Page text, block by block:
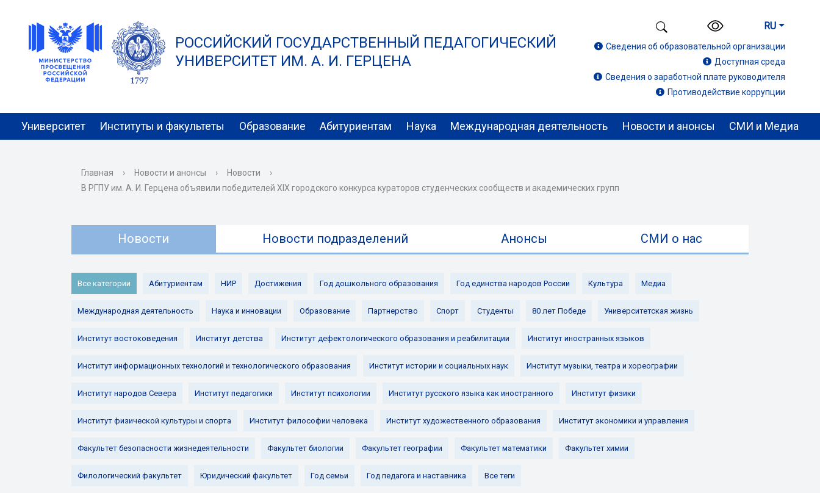
РОССИЙСКИЙ ГОСУДАРСТВЕННЫЙ ПЕДАГОГИЧЕСКИЙ
УНИВЕРСИТЕТ ИМ. А. И. ГЕРЦЕНА
RU
Сведения об образовательной организации
Доступная среда
Сведения о заработной плате руководителя
Противодействие коррупции
Университет Институты и факультеты Образование Абитуриентам Наука Международная деятельность Новости и анонсы СМИ и Медиа
Главная › Новости и анонсы › Новости
›
В РГПУ им. А. И. Герцена объявили победителей XIX городского конкурса кураторов студенческих сообществ и академических групп
Новости Новости подразделений Анонсы СМИ о нас
Все категории Абитуриентам НИР Достижения Год дошкольного образования Год единства народов России Культура Медиа
Международная деятельность Наука и инновации Образование Партнерство Спорт Студенты 80 лет Победе Университетская жизнь
Институт востоковедения Институт детства Институт дефектологического образования и реабилитации Институт иностранных языков
Институт информационных технологий и технологического образования Институт истории и социальных наук Институт музыки, театра и хореографии
Институт народов Севера Институт педагогики Институт психологии Институт русского языка как иностранного Институт физики
Институт физической культуры и спорта Институт философии человека Институт художественного образования Институт экономики и управления
Факультет безопасности жизнедеятельности Факультет биологии Факультет географии Факультет математики Факультет химии
Филологический факультет Юридический факультет Год семьи Год педагога и наставника Все теги